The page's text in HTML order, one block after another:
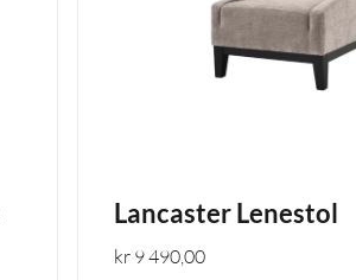
Lancaster Lenestol
kr9 490,00